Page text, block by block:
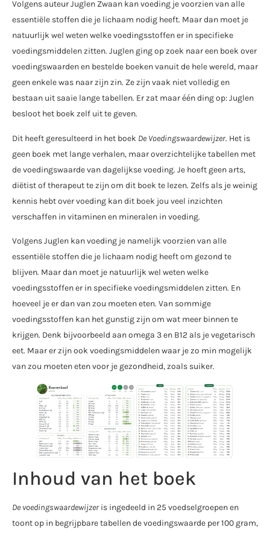
Volgens auteur Juglen Zwaan kan voeding je voorzien van alle
essentiële stoffen die je lichaam nodig heeft. Maar dan moet je
natuurlijk wel weten welke voedingsstoffen er in specifieke
voedingsmiddelen zitten. Juglen ging op zoek naar een boek over
voedingswaarden en bestelde boeken vanuit de hele wereld, maar
geen enkele was naar zijn zin. Ze zijn vaak niet volledig en
bestaan uit saaie lange tabellen. Er zat maar één ding op: Juglen
besloot het boek zelf uit te geven.
Dit heeft geresulteerd in het boek De Voedingswaardewijzer. Het is
geen boek met lange verhalen, maar overzichtelijke tabellen met
de voedingswaarde van dagelijkse voeding. Je hoeft geen arts,
diëtist of therapeut te zijn om dit boek te lezen. Zelfs als je weinig
kennis hebt over voeding kan dit boek jou veel inzichten
verschaffen in vitaminen en mineralen in voeding.
Volgens Juglen kan voeding je namelijk voorzien van alle
essentiële stoffen die je lichaam nodig heeft om gezond te
blijven. Maar dan moet je natuurlijk wel weten welke
voedingsstoffen er in specifieke voedingsmiddelen zitten. En
hoeveel je er dan van zou moeten eten. Van sommige
voedingsstoffen kan het gunstig zijn om wat meer binnen te
krijgen. Denk bijvoorbeeld aan omega 3 en B12 als je vegetarisch
eet. Maar er zijn ook voedingsmiddelen waar je zo min mogelijk
van zou moeten eten voor je gezondheid, zoals suiker.
Inhoud van het boek
De voedingswaardewijzer is ingedeeld in 25 voedselgroepen en
toont op in begrijpbare tabellen de voedingswaarde per 100 gram,